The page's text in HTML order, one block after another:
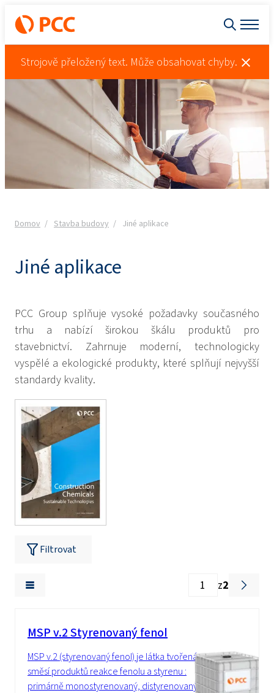
Strojově přeložený text. Může obsahovat chyby.
Domov Stavba budovy Jiné aplikace
Jiné aplikace
PCC Group splňuje vysoké požadavky současného
trhu a nabízí širokou škálu produktů pro
stavebnictví. Zahrnuje moderní, technologicky
vyspělé a ekologické produkty, které splňují nejvyšší
standardy kvality.
Filtrovat
z2
MSP v.2 Styrenovaný fenol
MSP v.2 (styrenovaný fenol) je látka tvořená
směsí produktů reakce fenolu a styrenu :
primárně monostyrenovaný, distyrenovaný